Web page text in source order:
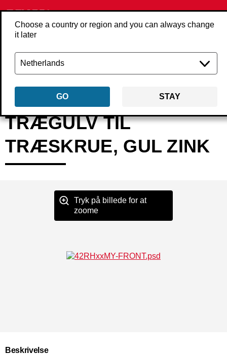
Choose a country or region and you can always change
it later
GO STAY
Tilbage Produkter Befæstigelse
TRÆGULV TIL
TRÆSKRUE, GUL ZINK
Tryk på billede for at
zoome
Beskrivelse